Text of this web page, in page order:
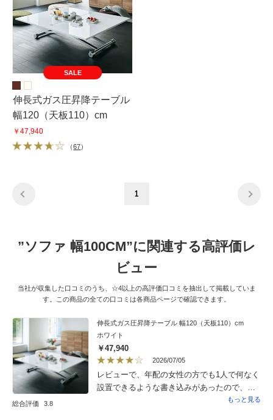
SALE
伸長式ガス圧昇降テーブル
幅120（天板110）cm
￥47,940
（67）
1
”ソファ 幅100CM”に関連する高評価レ
ビュー
当社が収集した口コミのうち、☆4以上の高評価口コミを抽出して掲載していま
す。この商品の全ての口コミは各商品ページで確認できます。
総合評価 3.8
伸長式ガス圧昇降テーブル 幅120（天板110）cm
ホワイト
￥47,940
2026/07/05
レビューで、年配の女性の方でも1人で何なく
設置できるような書き込みがあったので、安
心していましたが、私に力がないのか、かな
もっと見る